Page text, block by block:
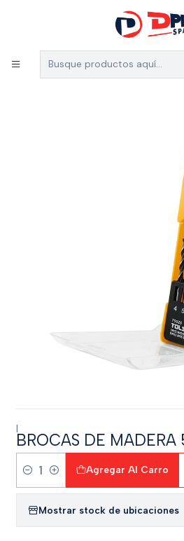
5% de descuento en el total
para nuevos clientes)
Inicio Ferretería Industrial
BROCAS DE MADERA
|
BROCAS DE MADERA
Cantidad
Agregar Al Carro
Mostrar stock de ubicaciones